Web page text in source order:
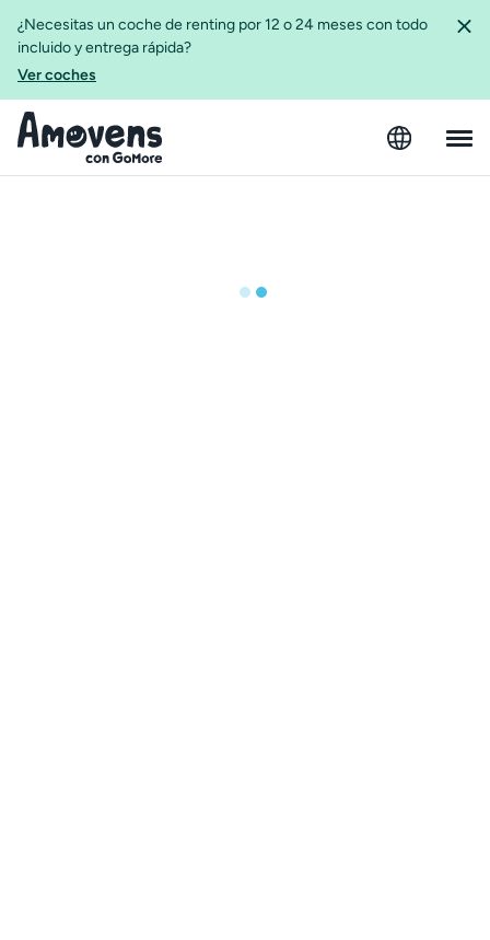
¿Necesitas un coche de renting por 12 o 24 meses con todo
incluido y entrega rápida?
Ver coches